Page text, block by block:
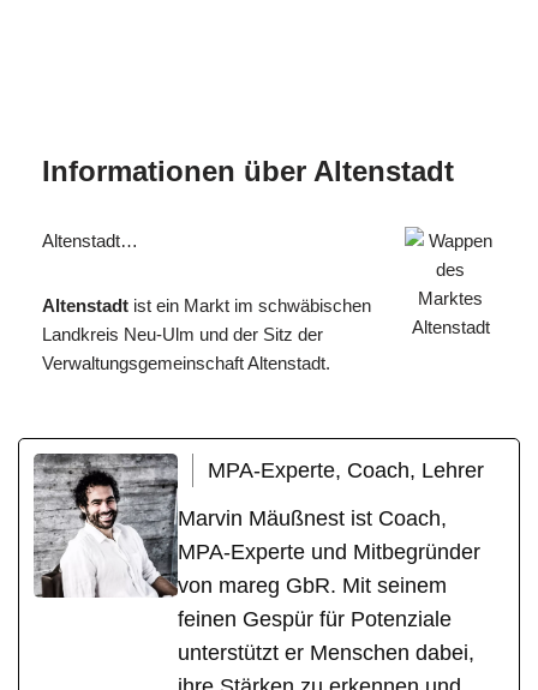
Informationen über Altenstadt
Altenstadt…
Altenstadt ist ein Markt im schwäbischen
Landkreis Neu-Ulm und der Sitz der
Verwaltungsgemeinschaft Altenstadt.
MPA-Experte, Coach, Lehrer
Marvin Mäußnest ist Coach,
MPA-Experte und Mitbegründer
von mareg GbR. Mit seinem
feinen Gespür für Potenziale
unterstützt er Menschen dabei,